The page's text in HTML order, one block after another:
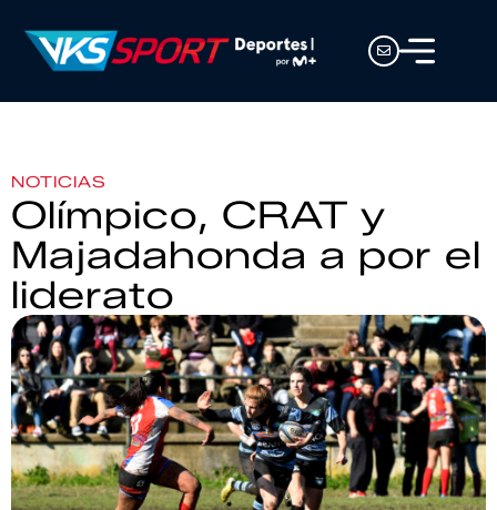
NOTICIAS
Olímpico, CRAT y
Majadahonda a por el
liderato